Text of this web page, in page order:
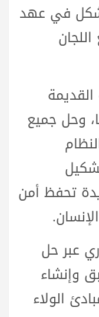
في عهد
وحل جميع
تحفظ أمن
عبر حل
وإنشاء
الولاء